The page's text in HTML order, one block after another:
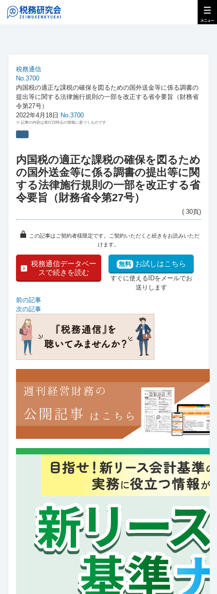
税務通信
No.3700
内国税の適正な課税の確保を図るための国外送金等に係る調書の
提出等に関する法律施行規則の一部を改正する省令要旨（財務省
令第27号）
2022年4月18日 No.3700
※ 記事の内容は発行日時点の情報に基づくものです
資料
内国税の適正な課税の確保を図るため
の国外送金等に係る調書の提出等に関
する法律施行規則の一部を改正する省
令要旨（財務省令第27号）
( 30頁)
この記事はご契約者様限定です。ご契約いただくと続きをお読みいただ
けます。
税務通信データベー
スで続きを読む
無料 お試しはこちら
すぐに使えるIDをメールでお
送りします
前の記事
次の記事